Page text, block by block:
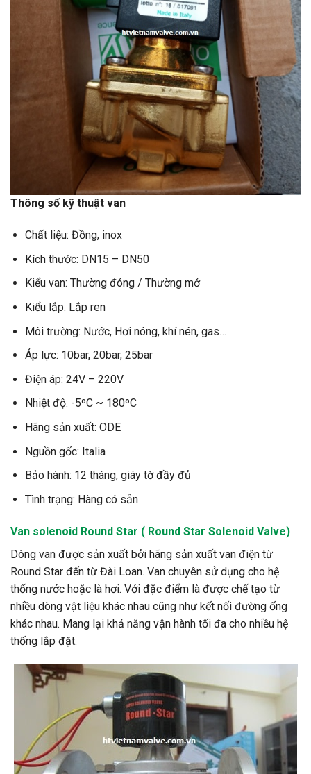
Thông số kỹ thuật van
Chất liệu: Đồng, inox
Kích thước: DN15 – DN50
Kiểu van: Thường đóng / Thường mở
Kiểu lắp: Lắp ren
Môi trường: Nước, Hơi nóng, khí nén, gas…
Áp lực: 10bar, 20bar, 25bar
Điện áp: 24V – 220V
Nhiệt độ: -5ºC ~ 180ºC
Hãng sản xuất: ODE
Nguồn gốc: Italia
Bảo hành: 12 tháng, giáy tờ đầy đủ
Tình trạng: Hàng có sẵn
Van solenoid Round Star ( Round Star Solenoid Valve)
Dòng van được sản xuất bởi hãng sản xuất van điện từ
Round Star đến từ Đài Loan. Van chuyên sử dụng cho hệ
thống nước hoặc là hơi. Với đặc điểm là được chế tạo từ
nhiều dòng vật liệu khác nhau cũng như kết nối đường ống
khác nhau. Mang lại khả năng vận hành tối đa cho nhiều hệ
thống lắp đặt.